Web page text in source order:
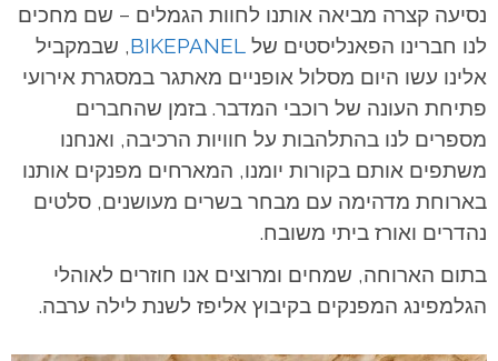
נסיעה קצרה מביאה אותנו לחוות הגמלים – שם מחכים
לנו חברינו הפאנליסטים של BIKEPANEL, שבמקביל
אלינו עשו היום מסלול אופניים מאתגר במסגרת אירועי
פתיחת העונה של רוכבי המדבר. בזמן שהחברים
מספרים לנו בהתלהבות על חוויות הרכיבה, ואנחנו
משתפים אותם בקורות יומנו, המארחים מפנקים אותנו
בארוחת מדהימה עם מבחר בשרים מעושנים, סלטים
נהדרים ואורז ביתי משובח.
בתום הארוחה, שמחים ומרוצים אנו חוזרים לאוהלי
הגלמפינג המפנקים בקיבוץ אליפז לשנת לילה ערבה.